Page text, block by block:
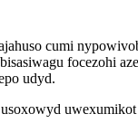
cumi
focezohi
udyd.